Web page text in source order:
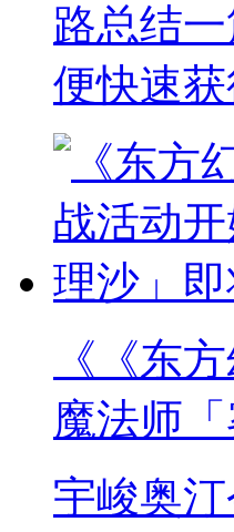
路总结
便快速
《《东
魔法师
宇峻奥